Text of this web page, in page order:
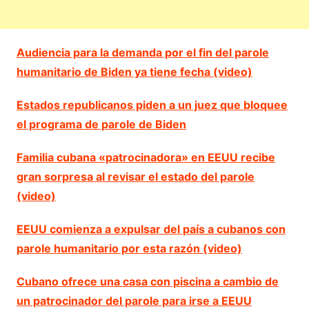
Audiencia para la demanda por el fin del parole
humanitario de Biden ya tiene fecha (video)
Estados republicanos piden a un juez que bloquee
el programa de parole de Biden
Familia cubana «patrocinadora» en EEUU recibe
gran sorpresa al revisar el estado del parole
(video)
EEUU comienza a expulsar del país a cubanos con
parole humanitario por esta razón (video)
Cubano ofrece una casa con piscina a cambio de
un patrocinador del parole para irse a EEUU